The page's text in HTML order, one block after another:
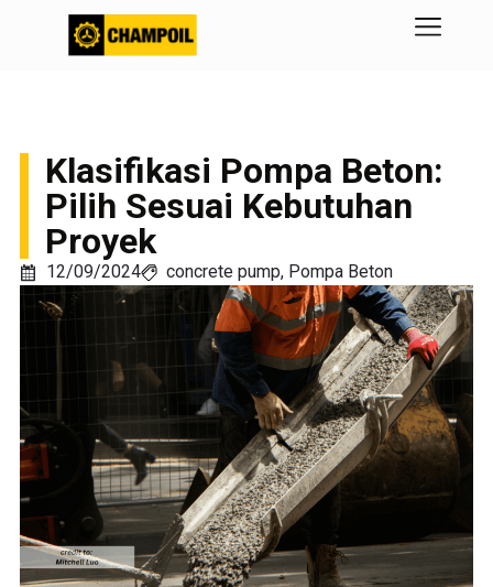
Klasifikasi Pompa Beton:
Pilih Sesuai Kebutuhan
Proyek
12/09/2024 concrete pump, Pompa Beton